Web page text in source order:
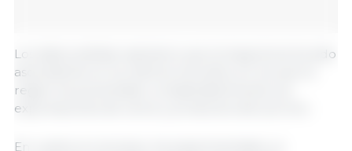
Los datos señalan asimismo que la trayectoria ha sido
ascendente en los últimos tres años, en los que la
región ha aumentado considerablemente sus
exportaciones de carne y productos del porcino.
En cuanto al volumen, ha experimentado un